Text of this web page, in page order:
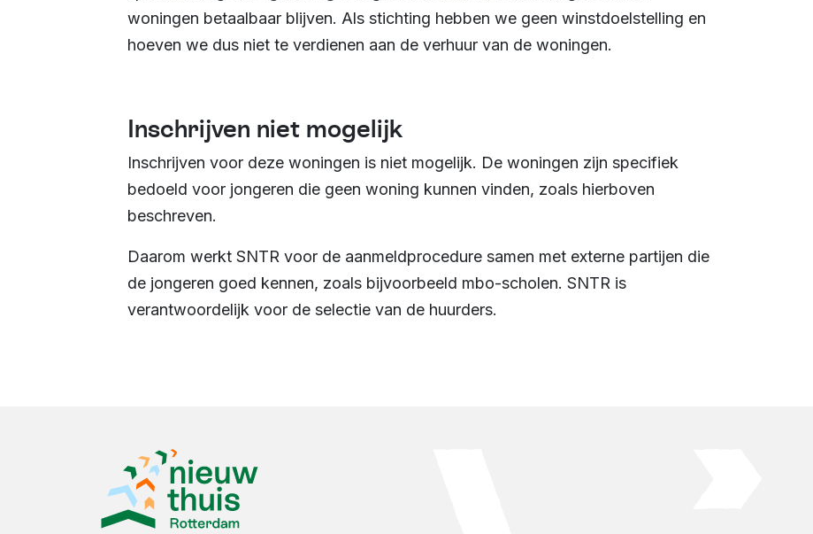
woningen betaalbaar blijven. Als stichting hebben we geen winstdoelstelling en
hoeven we dus niet te verdienen aan de verhuur van de woningen.
Inschrijven niet mogelijk
Inschrijven voor deze woningen is niet mogelijk. De woningen zijn specifiek
bedoeld voor jongeren die geen woning kunnen vinden, zoals hierboven
beschreven.
Daarom werkt SNTR voor de aanmeldprocedure samen met externe partijen die
de jongeren goed kennen, zoals bijvoorbeeld mbo-scholen. SNTR is
verantwoordelijk voor de selectie van de huurders.